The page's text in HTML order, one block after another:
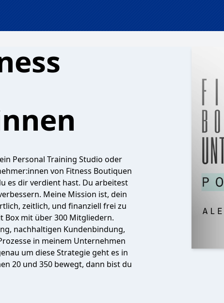
Personal Training Studio oder
von Fitness Boutiquen
es dir verdient hast. Du arbeitest
Meine Mission ist, dein
zeitlich, und finanziell frei zu
Box mit über 300 Mitgliedern.
nachhaltigen Kundenbindung,
in meinem Unternehmen
um diese Strategie geht es in
20 und 350 bewegt, dann bist du